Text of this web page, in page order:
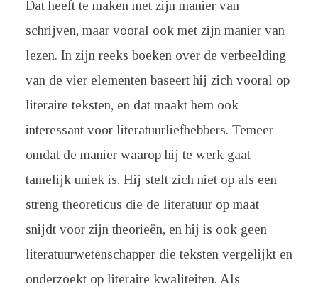
Dat heeft te maken met zijn manier van
schrijven, maar vooral ook met zijn manier van
lezen. In zijn reeks boeken over de verbeelding
van de vier elementen baseert hij zich vooral op
literaire teksten, en dat maakt hem ook
interessant voor literatuurliefhebbers. Temeer
omdat de manier waarop hij te werk gaat
tamelijk uniek is. Hij stelt zich niet op als een
streng theoreticus die de literatuur op maat
snijdt voor zijn theorieën, en hij is ook geen
literatuurwetenschapper die teksten vergelijkt en
onderzoekt op literaire kwaliteiten. Als